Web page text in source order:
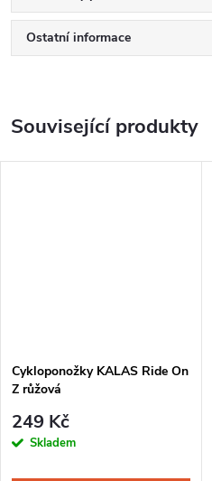
Ostatní informace
Související produkty
Cykloponožky KALAS Ride On
Z růžová
249 Kč
Skladem